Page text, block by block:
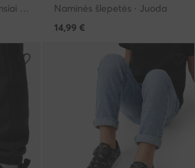
Naminės šlepetės · Tamsiai mėlyna
Naminės šlepetės · Juoda
14,99 €